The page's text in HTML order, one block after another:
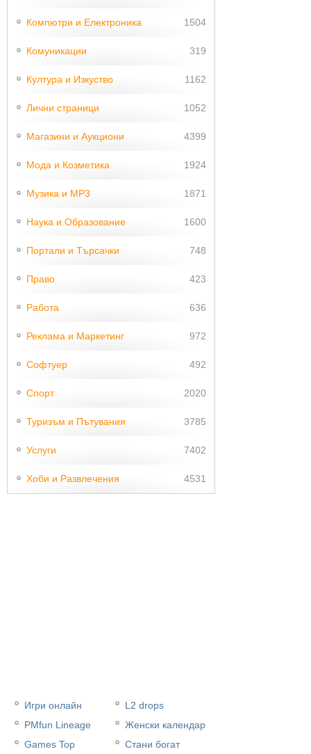
Компютри и Електроника 1504
Комуникации 319
Култура и Изкуство 1162
Лични страници 1052
Магазини и Аукциони 4399
Мода и Козметика 1924
Музика и MP3 1871
Наука и Образование 1600
Портали и Търсачки 748
Право 423
Работа 636
Реклама и Маркетинг 972
Софтуер 492
Спорт 2020
Туризъм и Пътувания 3785
Услуги 7402
Хоби и Развлечения 4531
Игри онлайн
PMfun Lineage
Games Top
L2 drops
Женски календар
Стани богат